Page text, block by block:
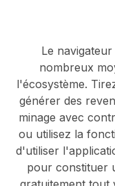
Le
nombreux
l'écosystème.
générer des
minage avec
ou utilisez la
d'utiliser
pour constituer